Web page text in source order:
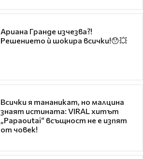
Ариана Гранде изчезва?!
Решението ѝ шокира всички!😯💥
Всички я тананикат, но малцина
знаят истината: VIRAL хитът
„Papaoutai“ всъщност не е изпят
от човек!